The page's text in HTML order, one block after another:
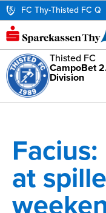
FC Thy-Thisted FC Q
Thisted FC
CampoBet
Division
at